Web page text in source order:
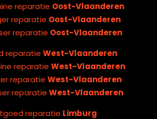
reparatie Oost-Vlaanderen
reparatie Oost-Vlaanderen
reparatie Oost-Vlaanderen
reparatie West-Vlaanderen
reparatieWest-Vlaanderen
reparatie West-Vlaanderen
reparatieWest-Vlaanderen
reparatie Limburg